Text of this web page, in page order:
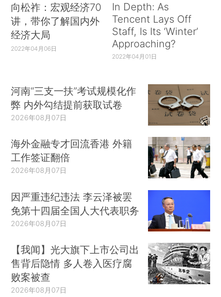
向松祚：宏观经济70
讲，带你了解国内外
经济大局
2022年04月06日
In Depth: As
Tencent Lays Off
Staff, Is Its ‘Winter’
Approaching?
2022年04月01日
河南“三支一扶”考试规模化作
弊 内外勾结提前获取试卷
2026年08月07日
海外金融专才回流香港 外籍
工作签证翻倍
2026年08月07日
因严重违纪违法 李云泽被罢
免第十四届全国人大代表职务
2026年08月07日
【我闻】光大旗下上市公司出
售背后隐情 多人卷入医疗腐
败案被查
2026年08月07日